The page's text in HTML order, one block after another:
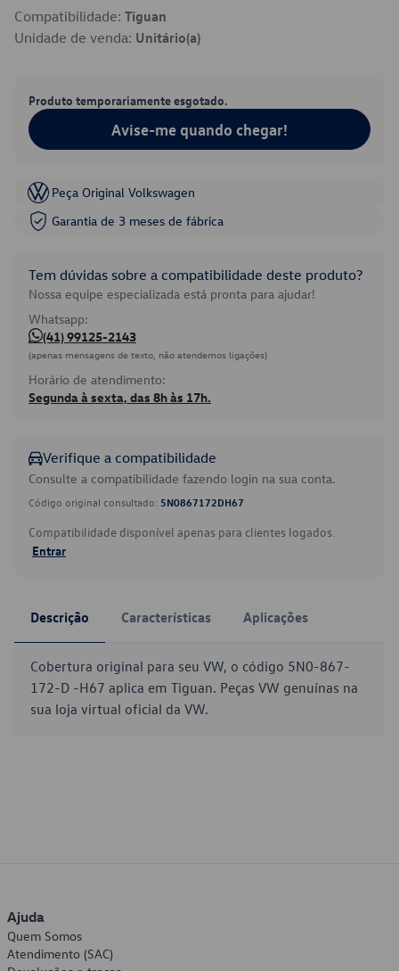
Compatibilidade: Tiguan
Unidade de venda: Unitário(a)
Produto temporariamente esgotado.
Avise-me quando chegar!
Peça Original Volkswagen
Garantia de 3 meses de fábrica
Tem dúvidas sobre a compatibilidade deste produto?
Nossa equipe especializada está pronta para ajudar!
Whatsapp:
(41) 99125-2143
(apenas mensagens de texto, não atendemos ligações)
Horário de atendimento:
Segunda à sexta, das 8h às 17h.
Verifique a compatibilidade
Consulte a compatibilidade fazendo login na sua conta.
Código original consultado: 5N0867172DH67
Compatibilidade disponível apenas para clientes logados.
Entrar
Descrição Características Aplicações
Cobertura original para seu VW, o código 5N0-867-
172-D -H67 aplica em Tiguan. Peças VW genuínas na
sua loja virtual oficial da VW.
Ajuda
Quem Somos
Atendimento (SAC)